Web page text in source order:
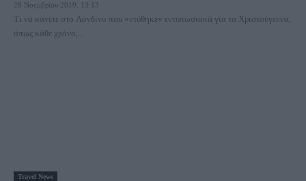
28 Νοεμβρίου 2019, 13:13
Τι να κάνετε στο Λονδίνο που «ντύθηκε» εντυπωσιακά για τα Χριστούγεννα,
όπως κάθε χρόνο,...
Travel News